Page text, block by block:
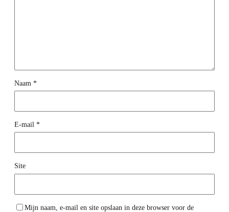
Naam *
E-mail *
Site
Mijn naam, e-mail en site opslaan in deze browser voor de